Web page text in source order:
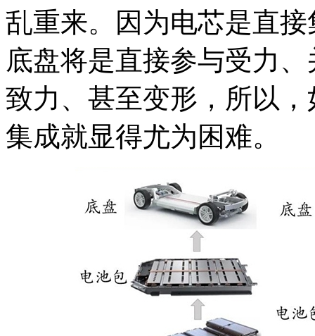
乱重来。因为电芯是直
底盘将是直接参与受力
致力、甚至变形，所以
集成就显得尤为困难。